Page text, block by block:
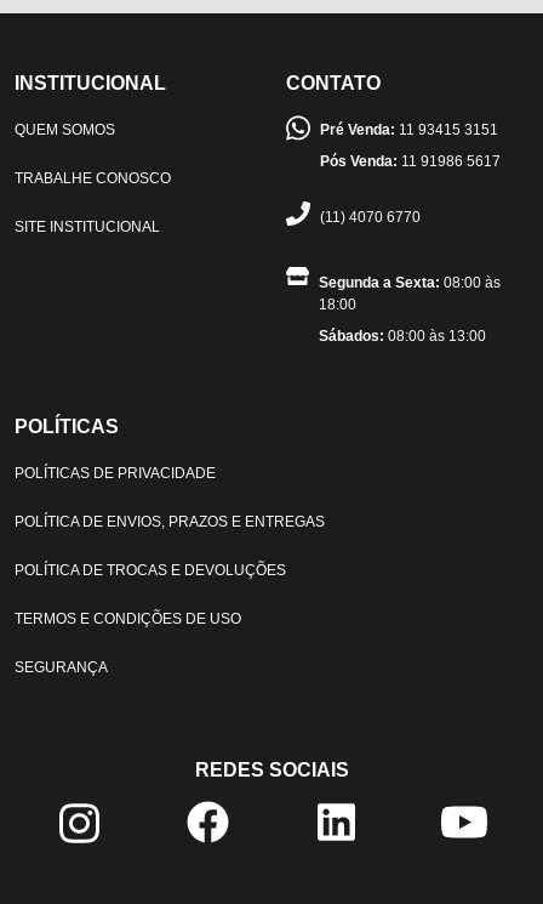
INSTITUCIONAL
QUEM SOMOS
TRABALHE CONOSCO
SITE INSTITUCIONAL
CONTATO
Pré Venda: 11 93415 3151
Pós Venda: 11 91986 5617
(11) 4070 6770
Segunda a Sexta: 08:00 às
18:00
Sábados: 08:00 às 13:00
POLÍTICAS
POLÍTICAS DE PRIVACIDADE
POLÍTICA DE ENVIOS, PRAZOS E ENTREGAS
POLÍTICA DE TROCAS E DEVOLUÇÕES
TERMOS E CONDIÇÕES DE USO
SEGURANÇA
REDES SOCIAIS